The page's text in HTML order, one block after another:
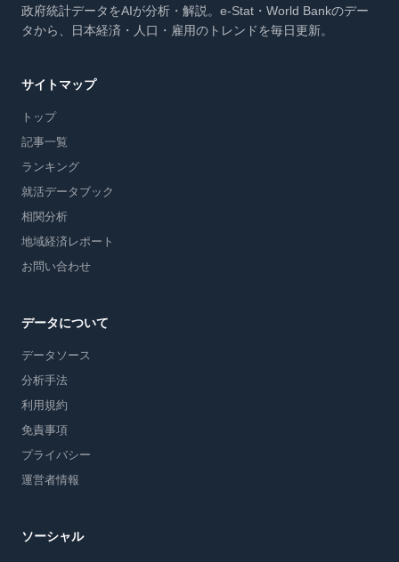
政府統計データをAIが分析・解説。e-Stat・World Bankのデー
タから、日本経済・人口・雇用のトレンドを毎日更新。
サイトマップ
トップ
記事一覧
ランキング
就活データブック
相関分析
地域経済レポート
お問い合わせ
データについて
データソース
分析手法
利用規約
免責事項
プライバシー
運営者情報
ソーシャル